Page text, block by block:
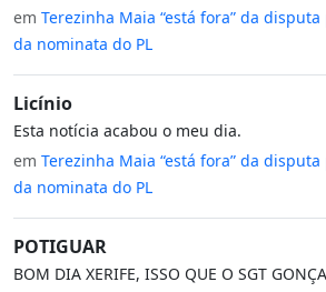
em Terezinha Maia “está fora” da
da nominata do PL
Licínio
Esta notícia acabou o meu dia.
em Terezinha Maia “está fora” da
da nominata do PL
POTIGUAR
BOM DIA XERIFE, ISSO QUE O SGT